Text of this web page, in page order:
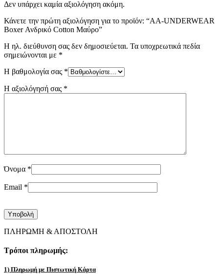
Δεν υπάρχει καμία αξιολόγηση ακόμη.
Κάνετε την πρώτη αξιολόγηση για το προϊόν: “AA-UNDERWEAR
Boxer Ανδρικό Cotton Μαύρο”
Η ηλ. διεύθυνση σας δεν δημοσιεύεται. Τα υποχρεωτικά πεδία
σημειώνονται με *
Η βαθμολογία σας *
Η αξιολόγησή σας *
Όνομα *
Email *
ΠΛΗΡΩΜΗ & ΑΠΟΣΤΟΛΗ
Τρόποι πληρωμής:
1) Πληρωμή με Πιστωτική Κάρτα